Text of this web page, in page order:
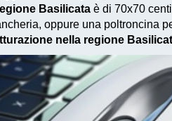
Basilicata è di 70x70
oppure una poltroncina
nella regione